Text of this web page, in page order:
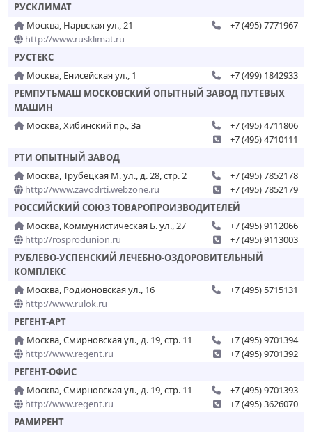
РУСКЛИМАТ
Москва, Нарвская ул., 21
http://www.rusklimat.ru
+7 (495) 7771967
РУСТЕКС
Москва, Енисейская ул., 1
+7 (499) 1842933
РЕМПУТЬМАШ МОСКОВСКИЙ ОПЫТНЫЙ ЗАВОД ПУТЕВЫХ
МАШИН
Москва, Хибинский пр., 3а
+7 (495) 4711806
+7 (495) 4710111
РТИ ОПЫТНЫЙ ЗАВОД
Москва, Трубецкая М. ул., д. 28, стр. 2
http://www.zavodrti.webzone.ru
+7 (495) 7852178
+7 (495) 7852179
РОССИЙСКИЙ СОЮЗ ТОВАРОПРОИЗВОДИТЕЛЕЙ
Москва, Коммунистическая Б. ул., 27
http://rosprodunion.ru
+7 (495) 9112066
+7 (495) 9113003
РУБЛЕВО-УСПЕНСКИЙ ЛЕЧЕБНО-ОЗДОРОВИТЕЛЬНЫЙ
КОМПЛЕКС
Москва, Родионовская ул., 16
http://www.rulok.ru
+7 (495) 5715131
РЕГЕНТ-АРТ
Москва, Смирновская ул., д. 19, стр. 11
http://www.regent.ru
+7 (495) 9701394
+7 (495) 9701392
РЕГЕНТ-ОФИС
Москва, Смирновская ул., д. 19, стр. 11
http://www.regent.ru
+7 (495) 9701393
+7 (495) 3626070
РАМИРЕНТ